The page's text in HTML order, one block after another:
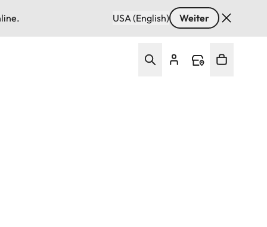
USA (English) Weiter